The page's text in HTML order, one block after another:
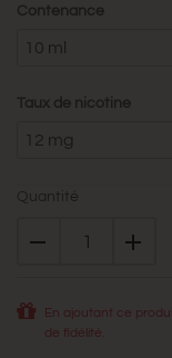
Contenance
Taux de nicotine
Quantité
En ajoutant ce
de fidélité.